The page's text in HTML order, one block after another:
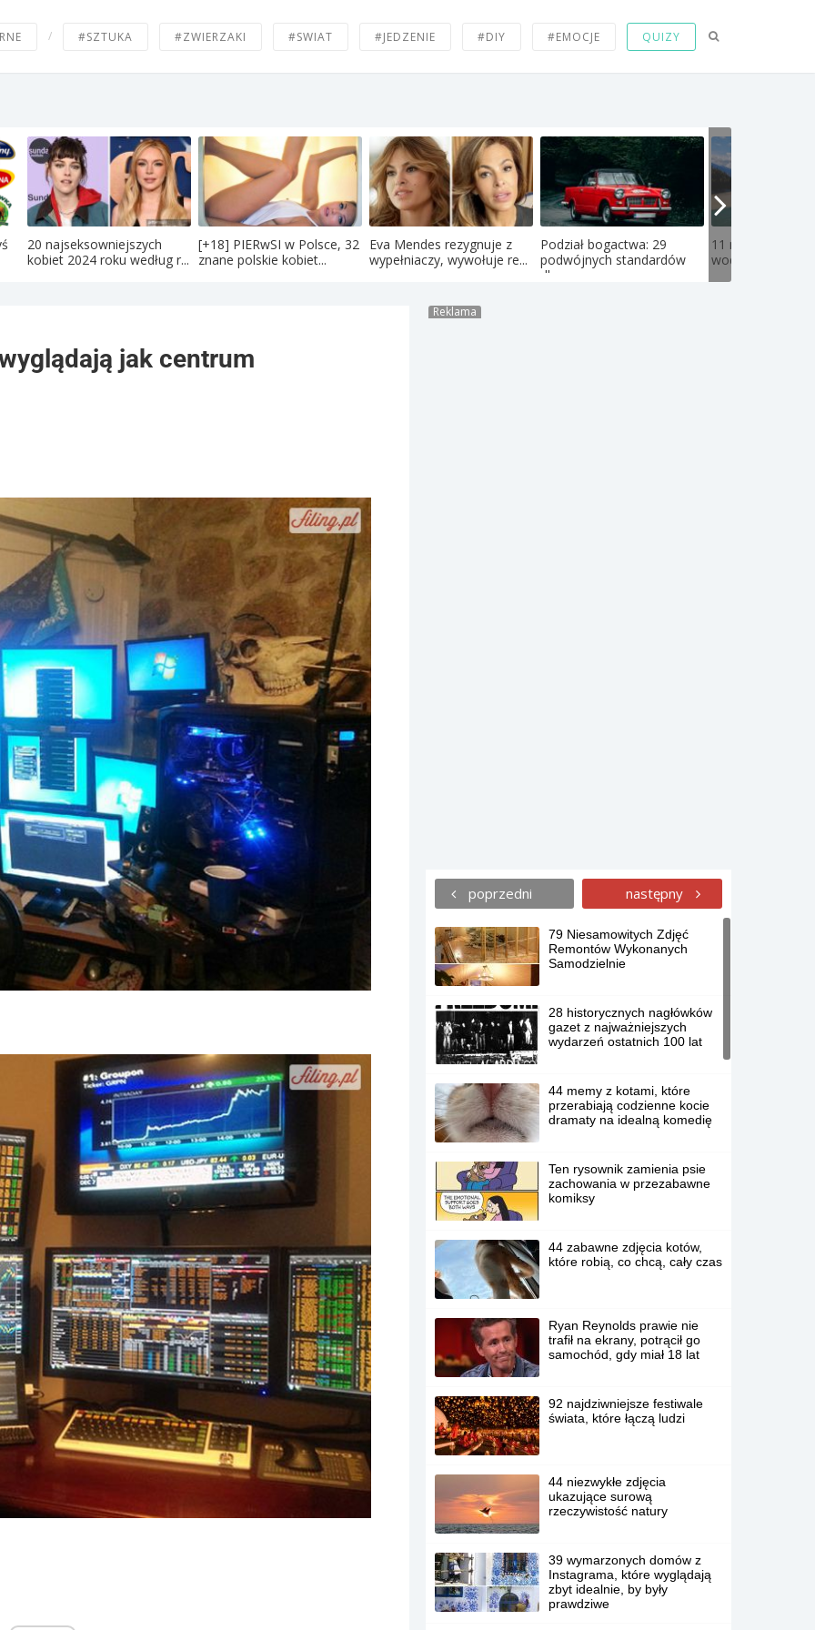
/ #SZTUKA #ZWIERZAKI #SWIAT #JEDZENIE #DIY #EMOCJE QUIZY
20 najseksowniejszych
kobiet 2024 roku według r...
[+18] PIERwSI w Polsce, 32
znane polskie kobiet...
Eva Mendes rezygnuje z
wypełniaczy, wywołuje re...
Podział bogactwa: 29
podwójnych standardów
dla ...
11 miejsc gdzie
wody różnych
jak centrum
Reklama
poprzedni następny
79 Niesamowitych Zdjęć
Remontów Wykonanych
Samodzielnie
28 historycznych nagłówków
gazet z najważniejszych
wydarzeń ostatnich 100 lat
44 memy z kotami, które
przerabiają codzienne kocie
dramaty na idealną komedię
Ten rysownik zamienia psie
zachowania w przezabawne
komiksy
44 zabawne zdjęcia kotów,
które robią, co chcą, cały czas
Ryan Reynolds prawie nie
trafił na ekrany, potrącił go
samochód, gdy miał 18 lat
92 najdziwniejsze festiwale
świata, które łączą ludzi
44 niezwykłe zdjęcia
ukazujące surową
rzeczywistość natury
39 wymarzonych domów z
Instagrama, które wyglądają
zbyt idealnie, by były
prawdziwe